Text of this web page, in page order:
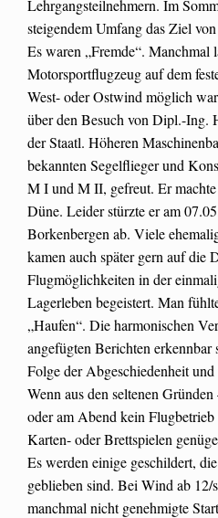
Lehrgangsteilnehmern. Im
steigendem Umfang das Ziel
Es waren „Fremde“. Manchmal
Motorsportflugzeug auf dem
West- oder Ostwind möglich
über den Besuch von Dipl.-Ing.
der Staatl. Höheren
bekannten Segelflieger und
M I und M II, gefreut. Er
Düne. Leider stürzte er am
Borkenbergen ab. Viele
kamen auch später gern auf die
Flugmöglichkeiten in der
Lagerleben begeistert. Man
„Haufen“. Die harmonischen
angefügten Berichten
Folge der Abgeschiedenheit
Wenn aus den seltenen
oder am Abend kein
Karten- oder Brettspielen
Es werden einige geschildert,
geblieben sind. Bei Wind ab 12/
manchmal nicht genehmigte